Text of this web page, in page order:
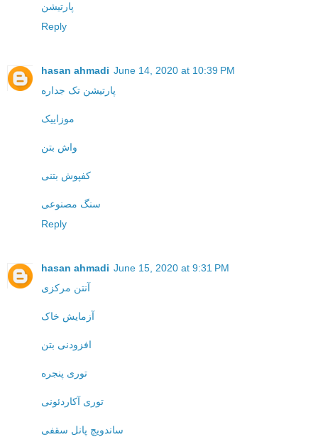
پارتیشن
Reply
hasan ahmadi June 14, 2020 at 10:39 PM
پارتیشن تک جداره
موزاییک
واش بتن
کفپوش بتنی
سنگ مصنوعی
Reply
hasan ahmadi June 15, 2020 at 9:31 PM
آنتن مرکزی
آزمایش خاک
افزودنی بتن
توری پنجره
توری آکاردئونی
ساندویچ پانل سقفی